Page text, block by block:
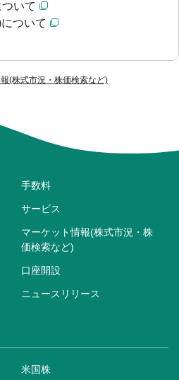
(株式市況・株価検索など)
いて
ついて
手数料
サービス
マーケット情報(株式市況・株
価検索など)
口座開設
ニュースリリース
米国株